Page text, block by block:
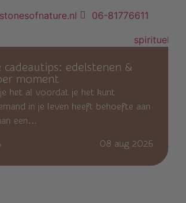
06-81776611
cadeautips: edelstenen &
moment
het al voordat je het kunt
in je leven heeft behoefte aan
een...
08 aug 2026